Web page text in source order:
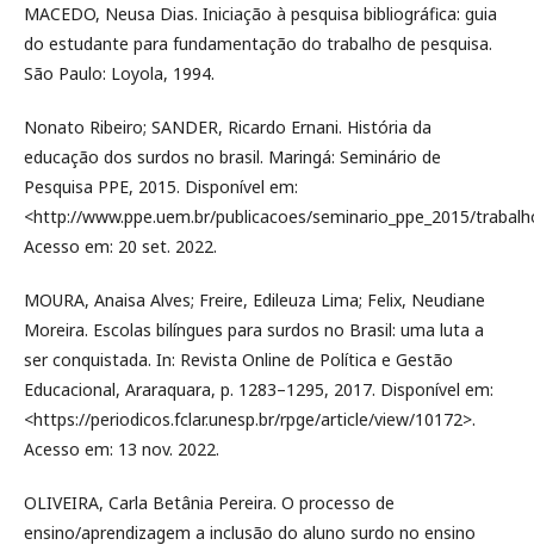
MACEDO, Neusa Dias. Iniciação à pesquisa bibliográfica: guia
do estudante para fundamentação do trabalho de pesquisa.
São Paulo: Loyola, 1994.
Nonato Ribeiro; SANDER, Ricardo Ernani. História da
educação dos surdos no brasil. Maringá: Seminário de
Pesquisa PPE, 2015. Disponível em:
<http://www.ppe.uem.br/publicacoes/seminario_ppe_2015/
Acesso em: 20 set. 2022.
MOURA, Anaisa Alves; Freire, Edileuza Lima; Felix, Neudiane
Moreira. Escolas bilíngues para surdos no Brasil: uma luta a
ser conquistada. In: Revista Online de Política e Gestão
Educacional, Araraquara, p. 1283–1295, 2017. Disponível em:
<https://periodicos.fclar.unesp.br/rpge/article/view/10172>.
Acesso em: 13 nov. 2022.
OLIVEIRA, Carla Betânia Pereira. O processo de
ensino/aprendizagem a inclusão do aluno surdo no ensino